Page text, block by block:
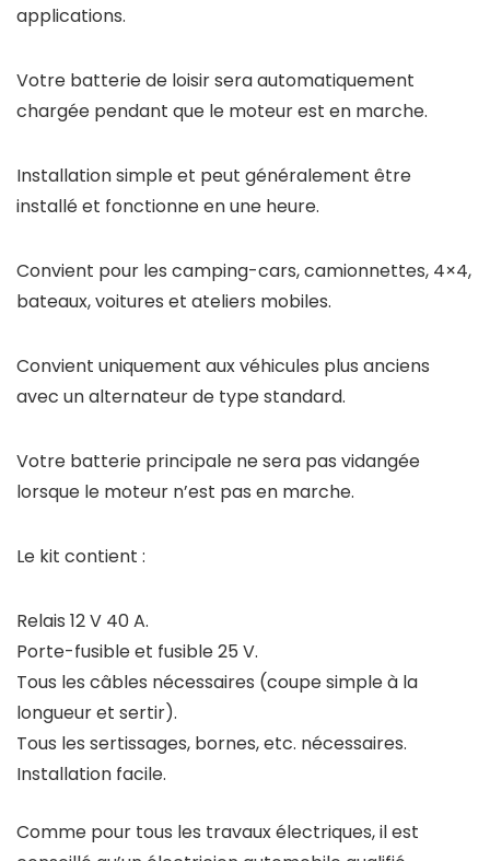
applications.
Votre batterie de loisir sera automatiquement
chargée pendant que le moteur est en marche.
Installation simple et peut généralement être
installé et fonctionne en une heure.
Convient pour les camping-cars, camionnettes, 4×4,
bateaux, voitures et ateliers mobiles.
Convient uniquement aux véhicules plus anciens
avec un alternateur de type standard.
Votre batterie principale ne sera pas vidangée
lorsque le moteur n’est pas en marche.
Le kit contient :
Relais 12 V 40 A.
Porte-fusible et fusible 25 V.
Tous les câbles nécessaires (coupe simple à la
longueur et sertir).
Tous les sertissages, bornes, etc. nécessaires.
Installation facile.
Comme pour tous les travaux électriques, il est